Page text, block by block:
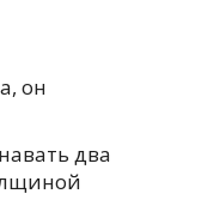
он
два